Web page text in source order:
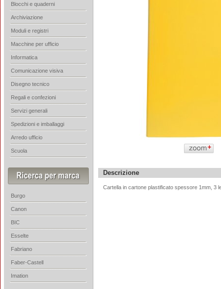
Descrizione
Cartella in cartone plastificato spessore 1mm, 3
Blocchi e quaderni
Archiviazione
Moduli e registri
Macchine per ufficio
Informatica
Comunicazione visiva
Disegno tecnico
Regali e confezioni
Servizi generali
Spedizioni e imballaggi
Arredo ufficio
Scuola
Burgo
Canon
BIC
Esselte
Fabriano
Faber-Castell
Imation